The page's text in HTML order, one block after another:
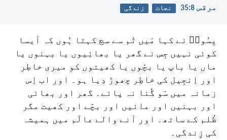
مرقس 8:‏35 نجات زندگی
یِسُوعؔ نے کہا مَیں تُم سے سچ کہتا ہُوں کہ اَیسا
کوئی نہیں جِس نے گھر یا بھائِیوں یا بہنوں یا
ماں یا باپ یا بچّوں یا کھیتوں کو میری خاطِر
اور اِنجِیل کی خاطِر چھوڑ دِیا ہو۔ اور اب اِس
زمانہ میں سَو گُنا نہ پائے۔ گھر اور بھائی
اور بہنیں اور مائیں اور بچّے اور کھیت مگر
ظُلم کے ساتھ۔ اور آنے والے عالَم میں ہمیشہ
کی زِندگی۔